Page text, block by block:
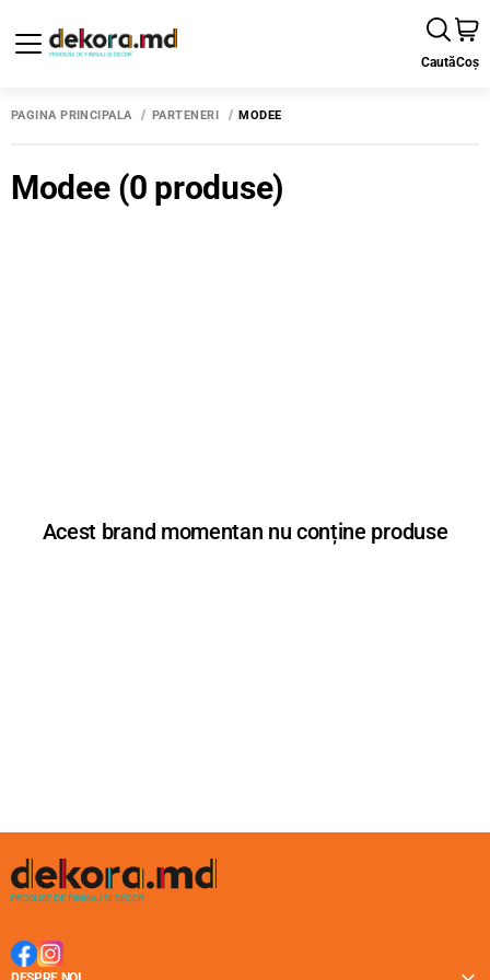
CautăCoș
PAGINA PRINCIPALĂ PARTENERI MODEE
Modee (0 produse)
Acest brand momentan nu conține produse